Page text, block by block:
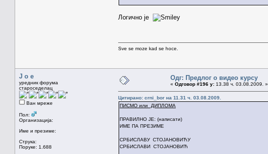
Логично је
Sve se moze kad se hoce.
J o e
уредник форума
староседелац
Ван мреже
Пол:
Организација:
Име и презиме:
Струка:
Поруке: 1.688
Одг: Предлог о видео курсу
« Одговор #196 у: 13.38 ч. 03.08.2009. »
Цитирано: crni_bor на 11.31 ч. 03.08.2009.
ПИСМО или ДИПЛОМА
ПРАВИЛНО ЈЕ: (написати)
ИМЕ ПА ПРЕЗИМЕ
СРБИСЛАВУ СТОЈАНОВИЋУ
СРБИСЛАВИ СТОЈАНОВИЋ